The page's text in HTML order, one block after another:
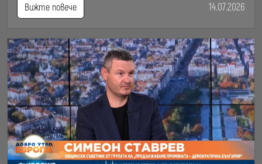
Вижте повече 14.07.2026